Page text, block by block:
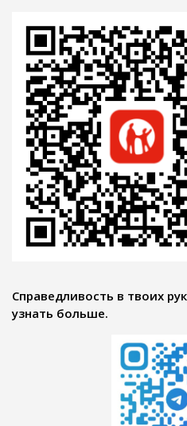
Справедливость в твоих
узнать больше.